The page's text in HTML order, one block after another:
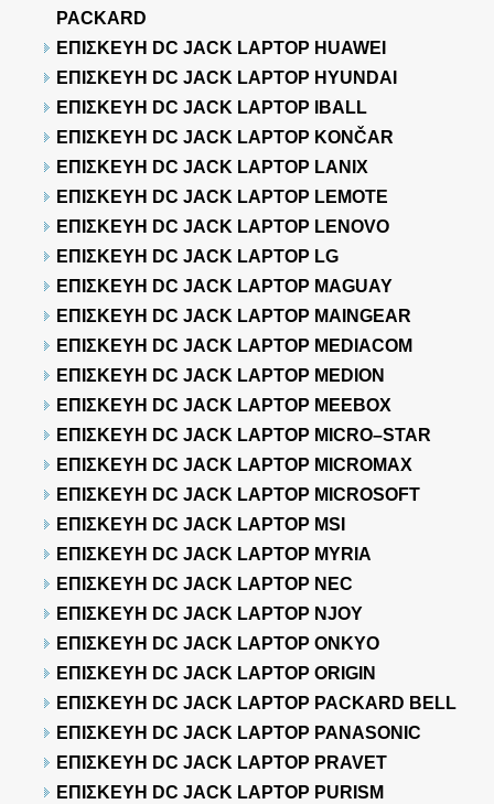
PACKARD
ΕΠΙΣΚΕΥΗ DC JACK LAPTOP HUAWEI
ΕΠΙΣΚΕΥΗ DC JACK LAPTOP HYUNDAI
ΕΠΙΣΚΕΥΗ DC JACK LAPTOP IBALL
ΕΠΙΣΚΕΥΗ DC JACK LAPTOP KONČAR
ΕΠΙΣΚΕΥΗ DC JACK LAPTOP LANIX
ΕΠΙΣΚΕΥΗ DC JACK LAPTOP LEMOTE
ΕΠΙΣΚΕΥΗ DC JACK LAPTOP LENOVO
ΕΠΙΣΚΕΥΗ DC JACK LAPTOP LG
ΕΠΙΣΚΕΥΗ DC JACK LAPTOP MAGUAY
ΕΠΙΣΚΕΥΗ DC JACK LAPTOP MAINGEAR
ΕΠΙΣΚΕΥΗ DC JACK LAPTOP MEDIACOM
ΕΠΙΣΚΕΥΗ DC JACK LAPTOP MEDION
ΕΠΙΣΚΕΥΗ DC JACK LAPTOP MEEBOX
ΕΠΙΣΚΕΥΗ DC JACK LAPTOP MICRO–STAR
ΕΠΙΣΚΕΥΗ DC JACK LAPTOP MICROMAX
ΕΠΙΣΚΕΥΗ DC JACK LAPTOP MICROSOFT
ΕΠΙΣΚΕΥΗ DC JACK LAPTOP MSI
ΕΠΙΣΚΕΥΗ DC JACK LAPTOP MYRIA
ΕΠΙΣΚΕΥΗ DC JACK LAPTOP NEC
ΕΠΙΣΚΕΥΗ DC JACK LAPTOP NJOY
ΕΠΙΣΚΕΥΗ DC JACK LAPTOP ONKYO
ΕΠΙΣΚΕΥΗ DC JACK LAPTOP ORIGIN
ΕΠΙΣΚΕΥΗ DC JACK LAPTOP PACKARD BELL
ΕΠΙΣΚΕΥΗ DC JACK LAPTOP PANASONIC
ΕΠΙΣΚΕΥΗ DC JACK LAPTOP PRAVET
ΕΠΙΣΚΕΥΗ DC JACK LAPTOP PURISM